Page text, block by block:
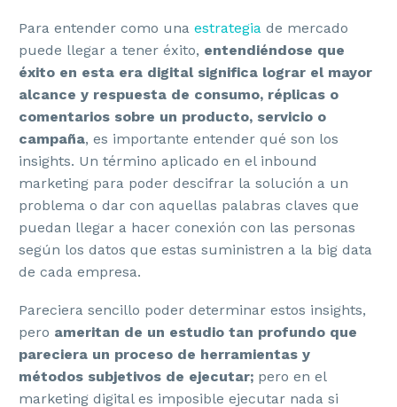
Para entender como una estrategia de mercado
puede llegar a tener éxito, entendiéndose que
éxito en esta era digital significa lograr el mayor
alcance y respuesta de consumo, réplicas o
comentarios sobre un producto, servicio o
campaña, es importante entender qué son los
insights. Un término aplicado en el inbound
marketing para poder descifrar la solución a un
problema o dar con aquellas palabras claves que
puedan llegar a hacer conexión con las personas
según los datos que estas suministren a la big data
de cada empresa.
Pareciera sencillo poder determinar estos insights,
pero ameritan de un estudio tan profundo que
pareciera un proceso de herramientas y
métodos subjetivos de ejecutar; pero en el
marketing digital es imposible ejecutar nada si